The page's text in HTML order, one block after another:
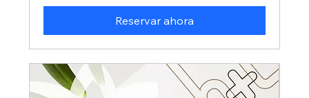
Reservar ahora